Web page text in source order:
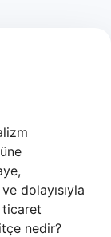
dolayısıyla
ticaret
nedir?